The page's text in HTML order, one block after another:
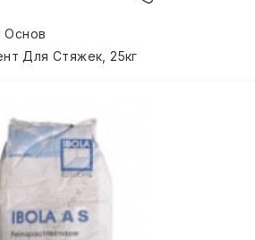
Основ
Для Стяжек, 25кг